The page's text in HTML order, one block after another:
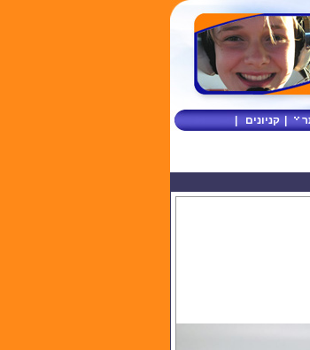
קניונים